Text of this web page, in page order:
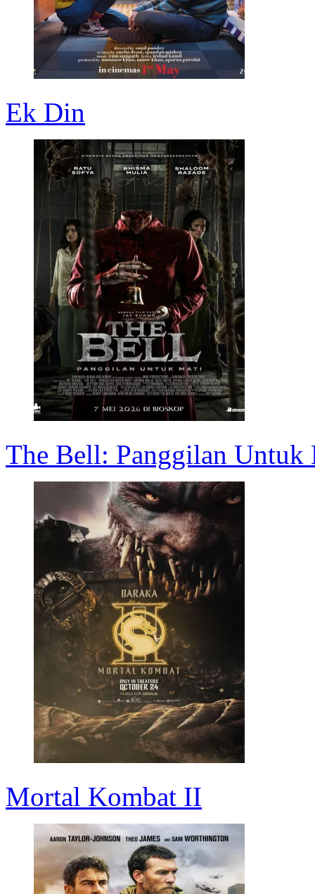
Ek Din
The Bell: Panggilan Untuk
Mortal Kombat II